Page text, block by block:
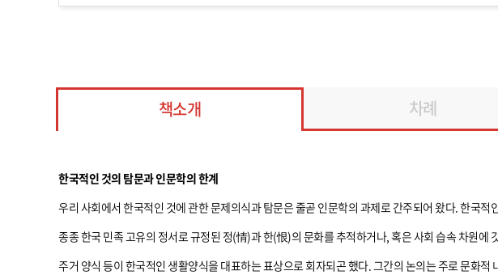
책소개 차례
한국적인 것의 탐문과 인문학의 한계
우리 사회에서 한국적인 것에 관한 문제의식과 탐문은 줄곧 인문학의 과제로 간주되어 왔다. 한국
종종 한국 민족 고유의 정서로 규정된 정(情)과 한(恨)의 문화를 추적하거나, 혹은 사회 습속 차원
주거 양식 등이 한국적인 생활양식을 대표하는 표상으로 회자되곤 했다. 그간의 논의는 주로 문화